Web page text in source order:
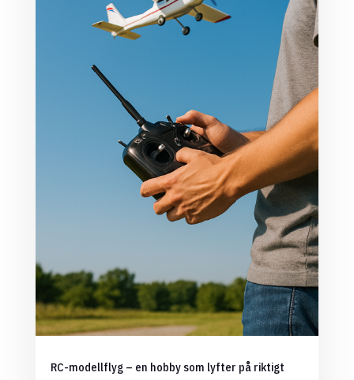
RC-modellflyg – en hobby som lyfter på riktigt